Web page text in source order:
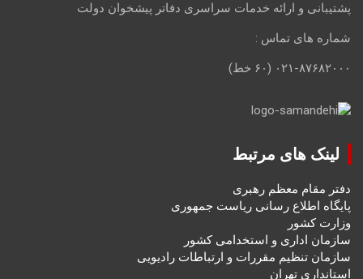
پشتیبانی و ارائه خدمات سراسری دفاتر پیشخوان دولت
شماره های تماس :
۰۲۱-۸۷۶۸۲۰۰۰ (۶۰ خط)
لینک های مرتبط
دفتر مقام معظم رهبری
پایگاه اطلاع رسانی ریاست جمهوری
وزارت کشور
سازمان اداری و استخدامی کشور
سازمان تنظیم مقررات و ارتباطات رادیویی
استانداری تهران